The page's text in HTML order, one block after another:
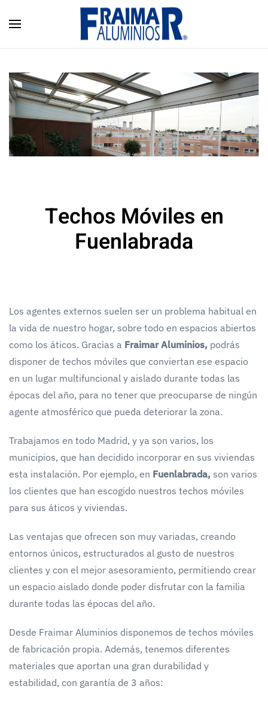
Skip to main content
Techos Móviles en
Fuenlabrada
Los agentes externos suelen ser un problema habitual en
la vida de nuestro hogar, sobre todo en espacios abiertos
como los áticos. Gracias a Fraimar Aluminios, podrás
disponer de techos móviles que conviertan ese espacio
en un lugar multifuncional y aislado durante todas las
épocas del año, para no tener que preocuparse de ningún
agente atmosférico que pueda deteriorar la zona.
Trabajamos en todo Madrid, y ya son varios, los
municipios, que han decidido incorporar en sus viviendas
esta instalación. Por ejemplo, en Fuenlabrada, son varios
los clientes que han escogido nuestros techos móviles
para sus áticos y viviendas.
Las ventajas que ofrecen son muy variadas, creando
entornos únicos, estructurados al gusto de nuestros
clientes y con el mejor asesoramiento, permitiendo crear
un espacio aislado donde poder disfrutar con la familia
durante todas las épocas del año.
Desde Fraimar Aluminios disponemos de techos móviles
de fabricación propia. Además, tenemos diferentes
materiales que aportan una gran durabilidad y
estabilidad, con garantía de 3 años: